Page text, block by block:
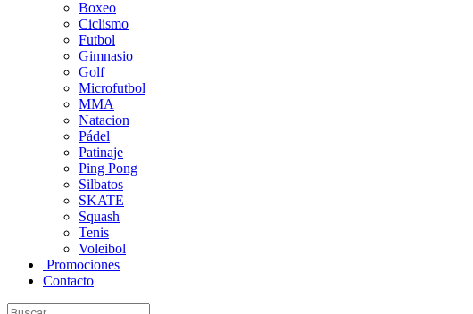
Boxeo
Ciclismo
Futbol
Gimnasio
Golf
Microfutbol
MMA
Natacion
Pádel
Patinaje
Ping Pong
Silbatos
SKATE
Squash
Tenis
Voleibol
Promociones
Contacto